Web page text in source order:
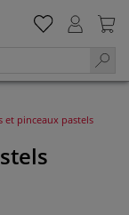
et pinceaux pastels